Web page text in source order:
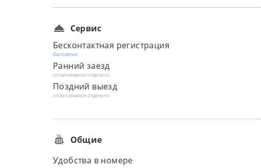
Сервис
Бесконтактная регистрация
бесплатно
Ранний заезд
оплачивается отдельно
Поздний выезд
оплачивается отдельно
Общие
Удобства в номере